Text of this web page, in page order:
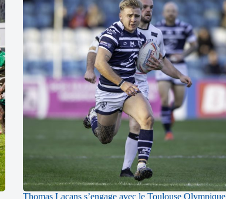
Thomas Lacans s’engage avec le Toulouse Olympique